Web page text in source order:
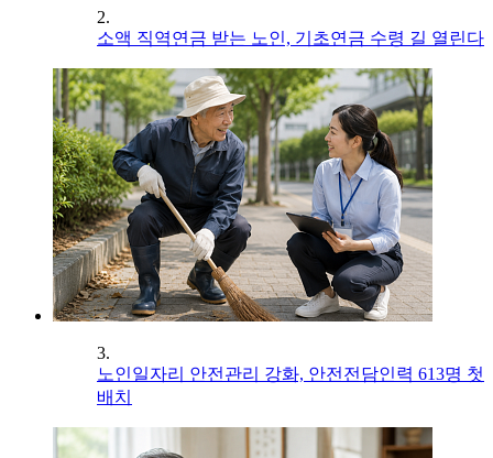
2.
소액 직역연금 받는 노인, 기초연금 수령 길 열린다
3.
노인일자리 안전관리 강화, 안전전담인력 613명 첫
배치